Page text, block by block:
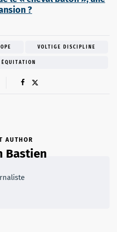
?
VOLTIGE DISCIPLINE
AUTHOR
Bastien